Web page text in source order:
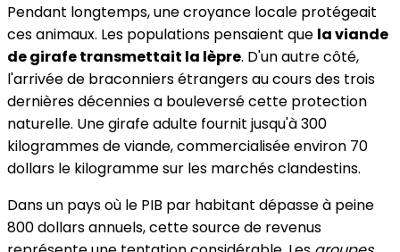
Pendant longtemps, une croyance locale protégeait
ces animaux. Les populations pensaient que la viande
de girafe transmettait la lèpre. D'un autre côté,
l'arrivée de braconniers étrangers au cours des trois
dernières décennies a bouleversé cette protection
naturelle. Une girafe adulte fournit jusqu'à 300
kilogrammes de viande, commercialisée environ 70
dollars le kilogramme sur les marchés clandestins.
Dans un pays où le PIB par habitant dépasse à peine
800 dollars annuels, cette source de revenus